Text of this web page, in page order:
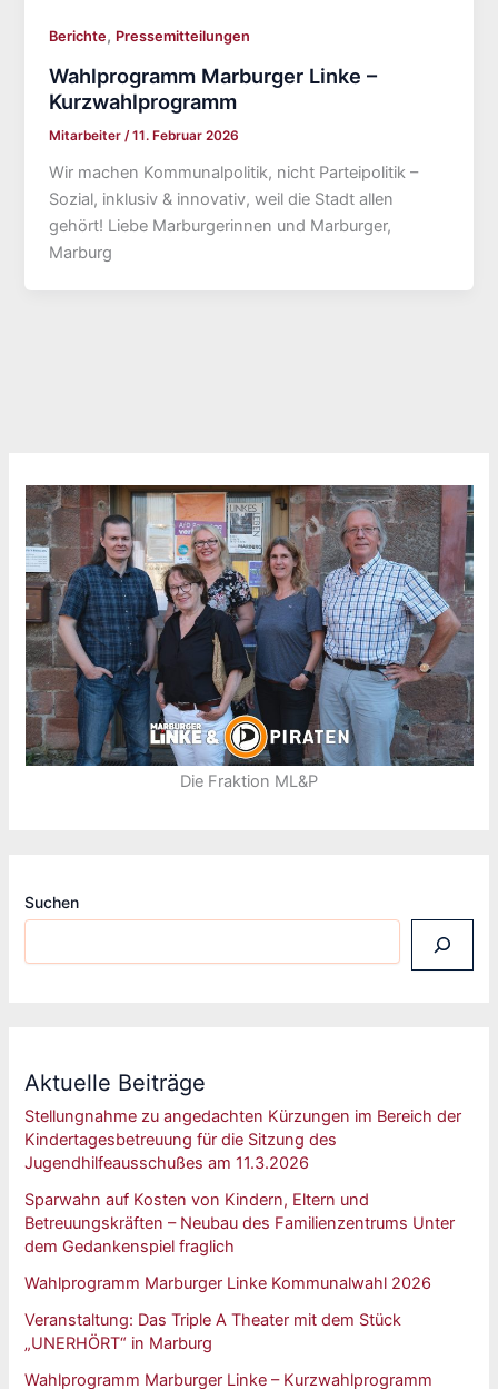
Berichte, Pressemitteilungen
Wahlprogramm Marburger Linke –
Kurzwahlprogramm
Mitarbeiter/11. Februar 2026
Wir machen Kommunalpolitik, nicht Parteipolitik –
Sozial, inklusiv & innovativ, weil die Stadt allen
gehört! Liebe Marburgerinnen und Marburger,
Marburg
Die Fraktion ML&P
Suchen
Aktuelle Beiträge
Stellungnahme zu angedachten Kürzungen im Bereich der
Kindertagesbetreuung für die Sitzung des
Jugendhilfeausschußes am 11.3.2026
Sparwahn auf Kosten von Kindern, Eltern und
Betreuungskräften – Neubau des Familienzentrums Unter
dem Gedankenspiel fraglich
Wahlprogramm Marburger Linke Kommunalwahl 2026
Veranstaltung: Das Triple A Theater mit dem Stück
„UNERHÖRT“ in Marburg
Wahlprogramm Marburger Linke – Kurzwahlprogramm